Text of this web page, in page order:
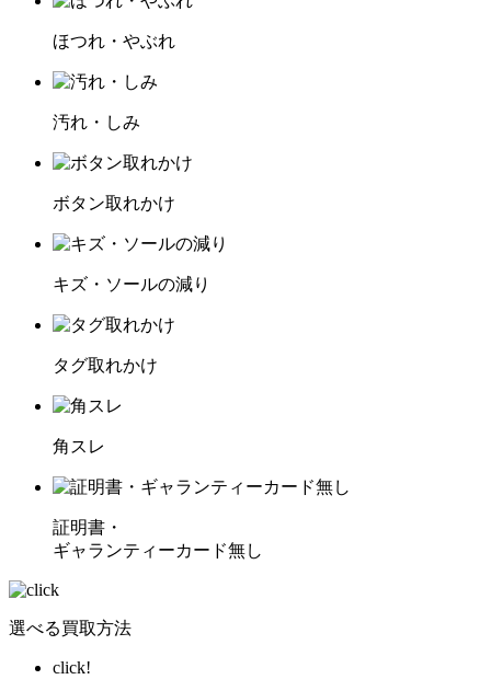
ほつれ・やぶれ
汚れ・しみ
ボタン取れかけ
キズ・ソールの減り
タグ取れかけ
角スレ
証明書・
ギャランティーカード無し
選べる買取方法
click!